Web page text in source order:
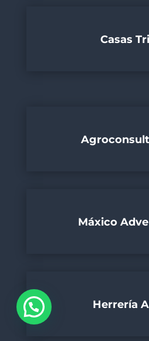
Casas
Máxico
Herrería